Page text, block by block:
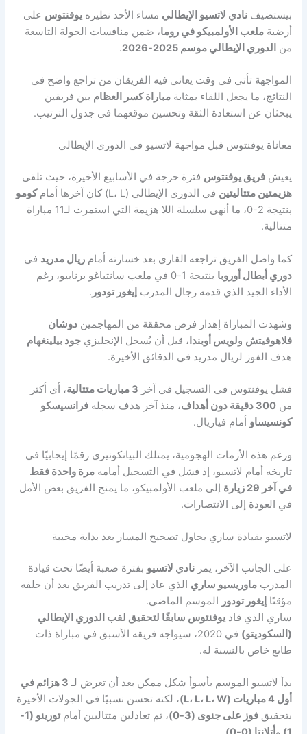
بيستضيفنادي لاتسيو الإيطالي مساء الأحد نظيرهيوفنتوس على
أرضيةملعب الأولمبيكو في روما، ضمن منافسات الجولة التاسعة
من الدوري الإيطالي موسم 2025-2026 .
المواجهة تأتي في وقت يعاني فيه الفريقان من تراجع واضح في
النتائج، ما يجعل اللقاء بمثابةمباراة كسر العظام بين فريقين
يبحثان عن استعادة الثقة وتحسين موقعهما في جدول الترتيب.
معاناة يوفنتوس قبل مواجهة لاتسيو في الدوري الإيطالي
يعيشفريق يوفنتوس فترة حرجة في الأسابيع الأخيرة، حيث تلقى
هزيمتين متتاليتين في الدوري الإيطالي (L، L) كان آخرها أمام
كومو
بنتيجة 2-0، ما أنهى سلسلة اللا هزيمة التي استمرت لـ11 مباراة
متتالية.
كما واصل الفريق تراجعه القاري بعد خسارته أمامريال مدريد في
دوري أبطال أوروبا
بنتيجة 1-0 في ملعب سانتياغو برنابيو، رغم
الأداء الجيد الذي قدمه رجال المدربإيغور تودور .
وشهدت المباراة إهدار فرص محققة من المهاجميندوشان
فلاهوفيتش ولويس أوبندا ، قبل أن يُسجل الإنجليزيجود بيلينغهام
هدف الفوز لريال مدريد في الدقائق الأخيرة.
فشل يوفنتوس في التسجيل في آخر 3 مباريات متتالية
، أي أكثر
من300 دقيقة دون أهداف ، منذ آخر هدف سجلهفرانسيسكو
كونسيساو أمام فياريال.
ورغم هذه الأزمات الهجومية، يمتلك البيانكونيري رقمًا إيجابيًا في
تاريخه أمام لاتسيو، إذ فشل في التسجيل أمامهمرة واحدة فقط
في آخر 29 زيارة
إلى ملعب الأولمبيكو، ما يمنح الفريق بعض الأمل
في العودة إلى الانتصارات.
لاتسيو بقيادة ساري يحاول تصحيح المسار بعد بداية مخيبة
على الجانب الآخر، يمرنادي لاتسيو بفترة صعبة أيضًا تحت قيادة
المدربماوريسيو ساري الذي عاد إلى تدريب الفريق بعد أن خلفه
مؤقتًاإيغور تودور الموسم الماضي.
ساري الذي قاديوفنتوس سابقًا لتحقيق لقب الدوري الإيطالي
(السكوديتو)
في 2020، سيواجه فريقه الأسبق في مباراة ذات
طابع خاص بالنسبة له.
بدأ لاتسيو الموسم بأسوأ شكل ممكن بعد أن تعرض لـ
3 هزائم في
أول 4 مباريات (L، L، L، W)
، لكنه تحسن نسبيًا في الجولات الأخيرة
بتحقيقفوز على جنوى (3-0) ، ثم تعادلين متتاليين أمام
تورينو (1-